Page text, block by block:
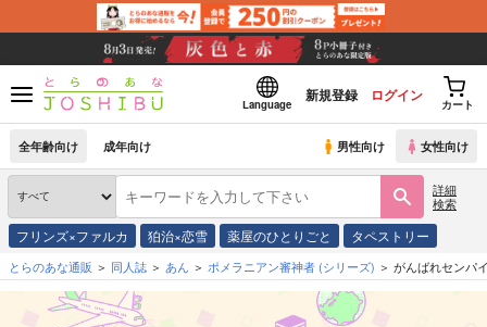
Language
新規登録 ログイン
カート
全年齢向け 成年向け 男性向け 女性向け
詳細
検索
フリンズ×ファルカ 狛治×恋雪 薬屋のひとりごと タペストリー
とらのあな通販 同人誌 あん ポメラニアン審神者 (シリーズ) がんばれセンパ